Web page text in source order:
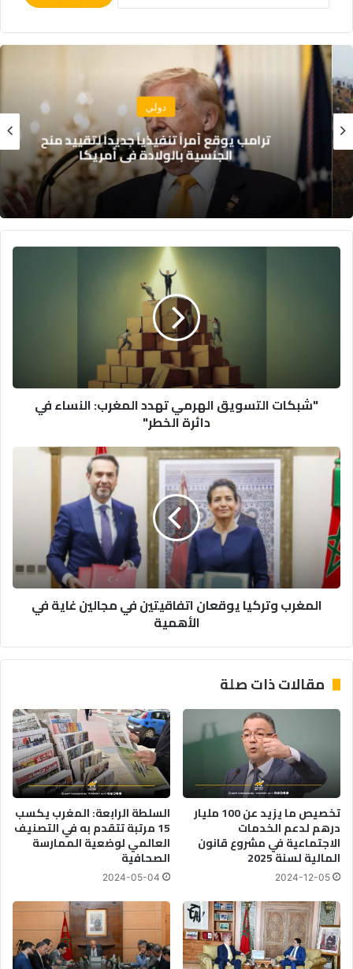
دولي
ترامب يوقع أمراً تنفيذياً جديداً لتقييد منح
الجنسية بالولادة في أمريكا
"شبكات
الخطر"
"شبكات التسويق الهرمي تهدد المغرب: النساء في
دائرة الخطر"
المغرب
وتركيا
يوقعان
اتفاقيتين
في
مجالين
غاية
في
الأهمية
المغرب وتركيا يوقعان اتفاقيتين في مجالين غاية في
الأهمية
مقالات ذات صلة
تخصيص ما يزيد عن 100 مليار
درهم لدعم الخدمات
الاجتماعية في مشروع قانون
المالية لسنة 2025
2024-12-05
السلطة الرابعة: المغرب يكسب
15 مرتبة تتقدم به في التصنيف
العالمي لوضعية الممارسة
الصحافية
2024-05-04